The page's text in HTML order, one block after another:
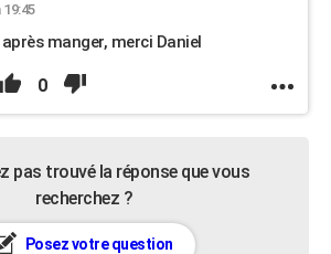
19:45
manger, merci Daniel
0
pas trouvé la réponse que vous
recherchez ?
Posez votre question